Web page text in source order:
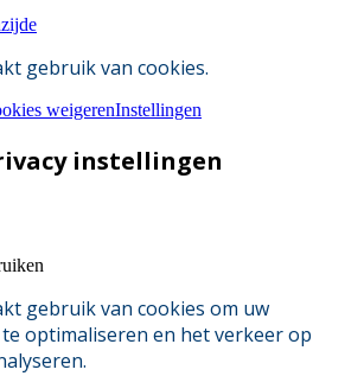
gebruik van cookies.
weigerenInstellingen
instellingen
gebruik van cookies om uw
optimaliseren en het verkeer op